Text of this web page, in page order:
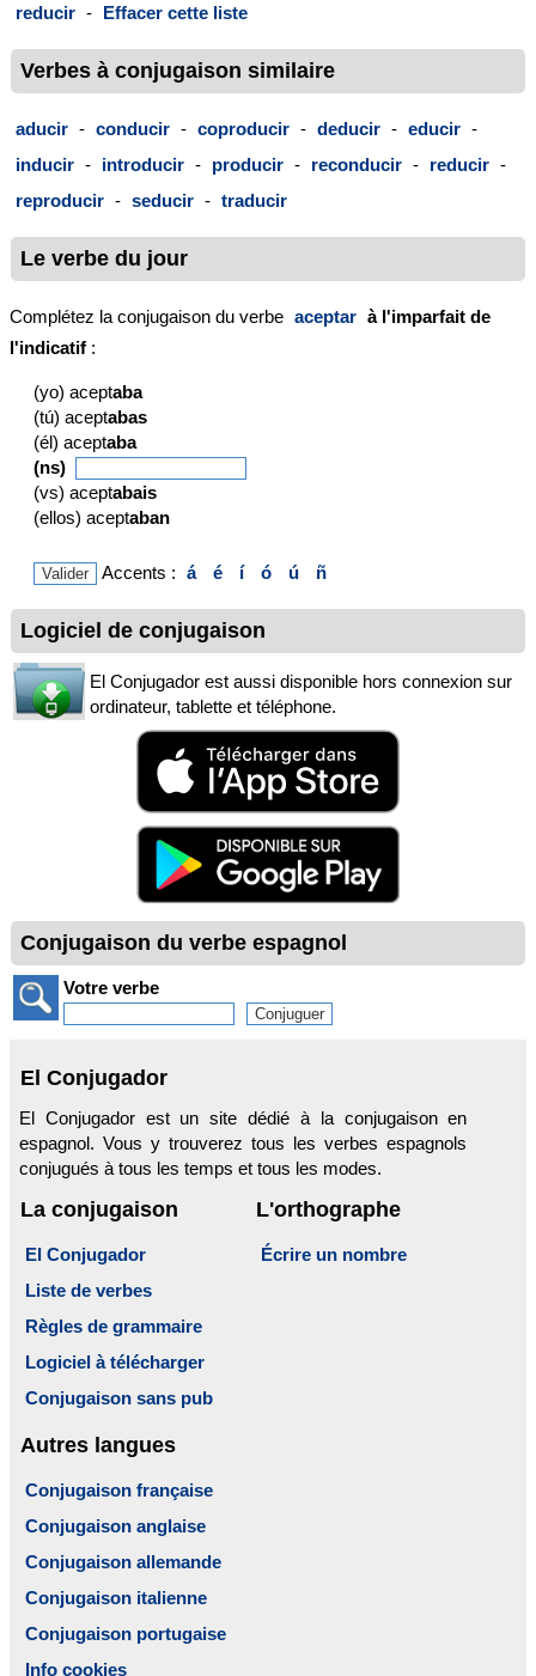
reducir - Effacer cette liste
Verbes à conjugaison similaire
aducir - conducir - coproducir - deducir - educir -
inducir - introducir - producir - reconducir - reducir -
reproducir - seducir - traducir
Le verbe du jour
Complétez la conjugaison du verbe aceptar à l'imparfait de
l'indicatif :
(yo) aceptaba
(tú) aceptabas
(él) aceptaba
(ns)
(vs) aceptabais
(ellos) aceptaban
Accents : á é í ó ú ñ
Logiciel de conjugaison
El Conjugador est aussi disponible hors connexion sur
ordinateur, tablette et téléphone.
Conjugaison du verbe espagnol
Votre verbe
El Conjugador
El Conjugador est un site dédié à la conjugaison en
espagnol. Vous y trouverez tous les verbes espagnols
conjugués à tous les temps et tous les modes.
La conjugaison
El Conjugador
Liste de verbes
Règles de grammaire
Logiciel à télécharger
Conjugaison sans pub
L'orthographe
Écrire un nombre
Autres langues
Conjugaison française
Conjugaison anglaise
Conjugaison allemande
Conjugaison italienne
Conjugaison portugaise
Info cookies